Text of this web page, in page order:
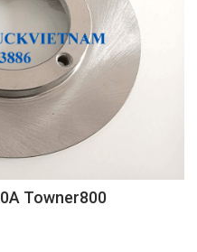
Towner800